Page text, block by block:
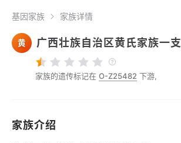
基因家族 家族详情
黄 广西壮族自治区黄氏家族一支
家族的遗传标记在 O-Z25482 下游,
家族介绍